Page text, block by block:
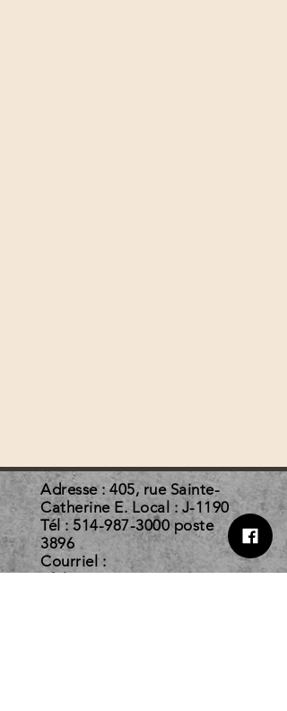
Adresse : 405, rue Sainte-
Catherine E. Local : J-1190
Tél :514-987-3000poste
3896
Courriel :